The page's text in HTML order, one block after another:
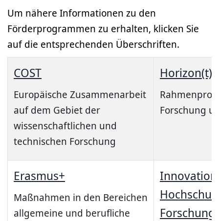
Um nähere Informationen zu den
Förderprogrammen zu erhalten, klicken Sie
auf die entsprechenden Überschriften.
COST
Europäische Zusammenarbeit
auf dem Gebiet der
wissenschaftlichen und
technischen Forschung
Horizon(t)
Forschung
Erasmus+
Maßnahmen in den Bereichen
allgemeine und berufliche